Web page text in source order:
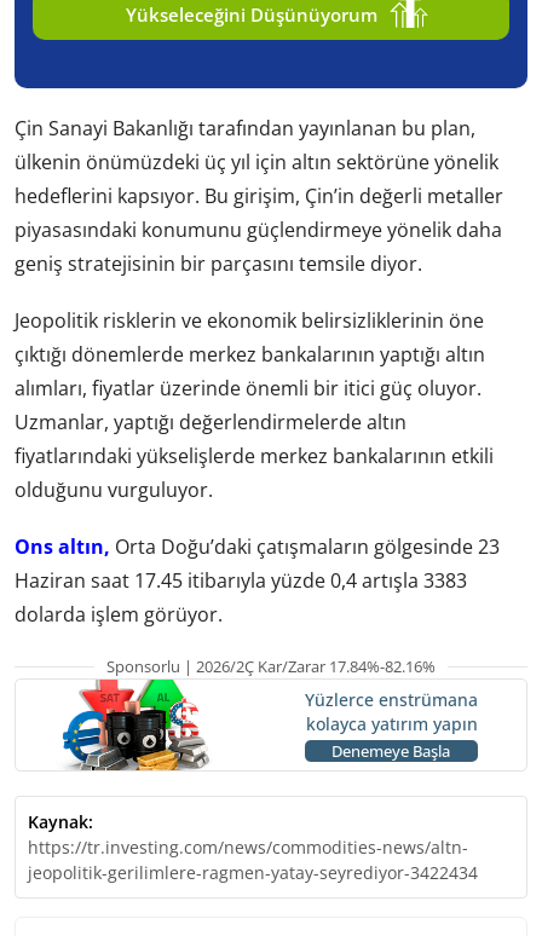
Yükseleceğini Düşünüyorum
Çin Sanayi Bakanlığı tarafından yayınlanan bu plan,
ülkenin önümüzdeki üç yıl için altın sektörüne yönelik
hedeflerini kapsıyor. Bu girişim, Çin’in değerli metaller
piyasasındaki konumunu güçlendirmeye yönelik daha
geniş stratejisinin bir parçasını temsile diyor.
Jeopolitik risklerin ve ekonomik belirsizliklerinin öne
çıktığı dönemlerde merkez bankalarının yaptığı altın
alımları, fiyatlar üzerinde önemli bir itici güç oluyor.
Uzmanlar, yaptığı değerlendirmelerde altın
fiyatlarındaki yükselişlerde merkez bankalarının etkili
olduğunu vurguluyor.
Ons altın, Orta Doğu’daki çatışmaların gölgesinde 23
Haziran saat 17.45 itibarıyla yüzde 0,4 artışla 3383
dolarda işlem görüyor.
Sponsorlu | 2026/2Ç Kar/Zarar 17.84%-82.16%
Yüzlerce enstrümana
kolayca yatırım yapın
Denemeye Başla
Kaynak:
https://tr.investing.com/news/commodities-news/altn-
jeopolitik-gerilimlere-ragmen-yatay-seyrediyor-3422434